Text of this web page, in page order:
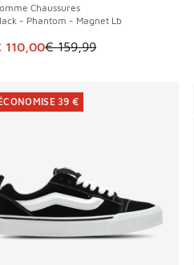
de € 149,99 à € 115,00
Chaussures
- Phantom - Magnet Lb
article est en promotion. Prix
110,00€ 159,99
39 €